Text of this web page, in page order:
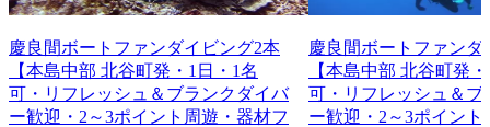
慶良間ボートファンダイビング2本
【本島中部 北谷町発・1日・1名
可・リフレッシュ＆ブランクダイバ
ー歓迎・2～3ポイント周遊・器材フ
慶良間ボートファンダ
【本島中部 北谷町発
可・リフレッシュ＆ブ
ー歓迎・2～3ポイント